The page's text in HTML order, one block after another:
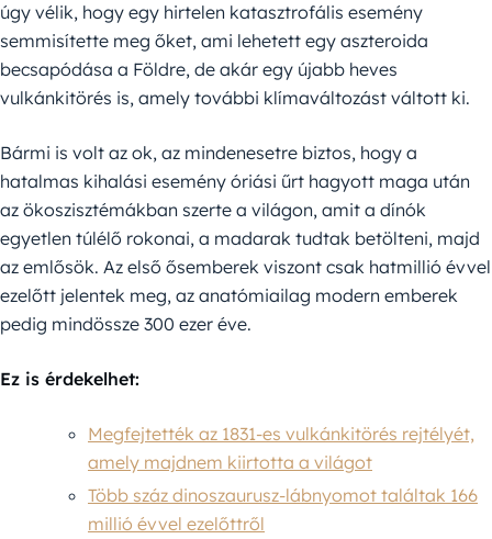
úgy vélik, hogy egy hirtelen katasztrofális esemény
semmisítette meg őket, ami lehetett egy aszteroida
becsapódása a Földre, de akár egy újabb heves
vulkánkitörés is, amely további klímaváltozást váltott ki.
Bármi is volt az ok, az mindenesetre biztos, hogy a
hatalmas kihalási esemény óriási űrt hagyott maga után
az ökoszisztémákban szerte a világon, amit a dínók
egyetlen túlélő rokonai, a madarak tudtak betölteni, majd
az emlősök. Az első ősemberek viszont csak hatmillió évvel
ezelőtt jelentek meg, az anatómiailag modern emberek
pedig mindössze 300 ezer éve.
Ez is érdekelhet:
Megfejtették az 1831-es vulkánkitörés rejtélyét,
amely majdnem kiirtotta a világot
Több száz dinoszaurusz-lábnyomot találtak 166
millió évvel ezelőttről